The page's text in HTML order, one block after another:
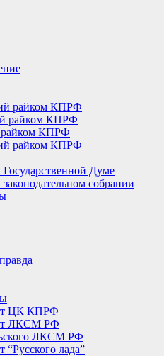
райком КПРФ
райком КПРФ
КПРФ
райком КПРФ
Думе
собрании
ЦК КПРФ
ЛКСМ РФ
ЛКСМ РФ
“Русского лада”